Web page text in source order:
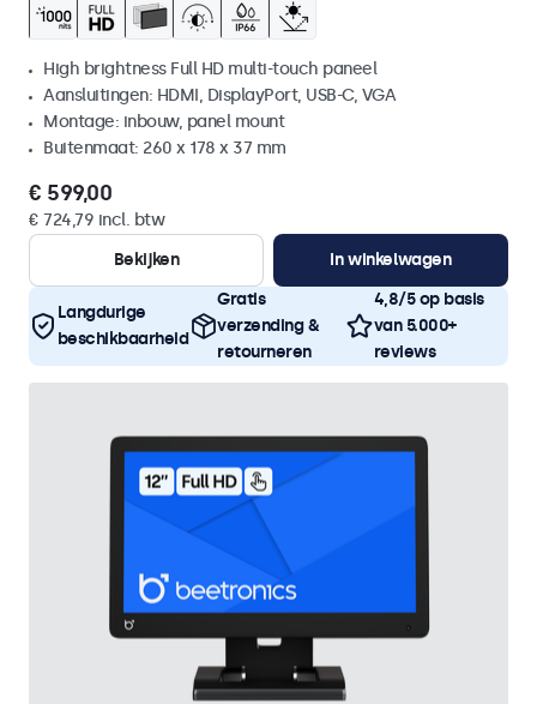
High brightness Full HD multi-touch paneel
Aansluitingen: HDMI, DisplayPort, USB-C, VGA
Montage: inbouw, panel mount
Buitenmaat: 260 x 178 x 37 mm
€ 599,00
€ 724,79 incl. btw
Bekijken
In winkelwagen
Langdurige
beschikbaarheid
Gratis
verzending &
retourneren
4,8/5 op basis
van 5.000+
reviews